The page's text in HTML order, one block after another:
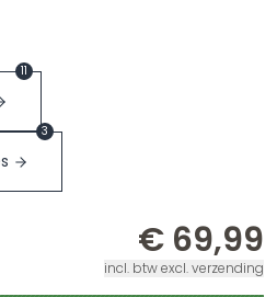
11
3
€ 69,99
incl. btw excl. verzending